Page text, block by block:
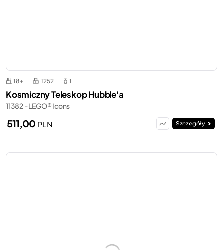
18+ 1252 1
Kosmiczny Teleskop Hubble'a
11382 - LEGO® Icons
511,00 PLN Szczegóły